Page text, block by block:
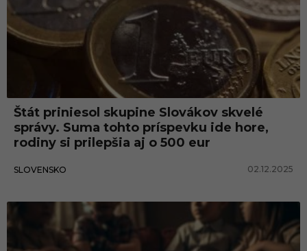
Štát priniesol skupine Slovákov skvelé
správy. Suma tohto príspevku ide hore,
rodiny si prilepšia aj o 500 eur
SLOVENSKO 02.12.2025